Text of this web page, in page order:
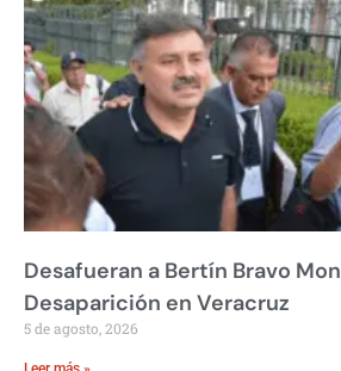
Desafueran a Bertín Bravo
Desaparición en Veracruz
5 de agosto, 2026